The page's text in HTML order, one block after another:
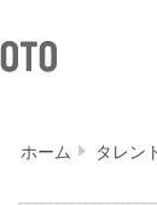
ホーム タレン